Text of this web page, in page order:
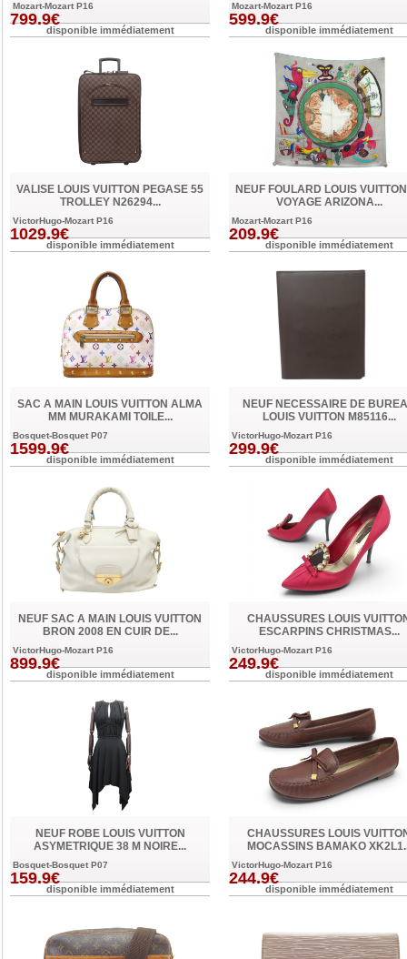
Mozart-Mozart P16
799.9€
disponible immédiatement
Mozart-Mozart P16
599.9€
disponible immédiatement
VALISE LOUIS VUITTON PEGASE 55
TROLLEY N26294...
VictorHugo-Mozart P16
1029.9€
disponible immédiatement
NEUF FOULARD LOUIS
VOYAGE ARIZONA...
Mozart-Mozart P16
209.9€
disponible immédiatement
SAC A MAIN LOUIS VUITTON ALMA
MM MURAKAMI TOILE...
Bosquet-Bosquet P07
1599.9€
disponible immédiatement
NEUF NECESSAIRE DE
LOUIS VUITTON M85116...
VictorHugo-Mozart P16
299.9€
disponible immédiatement
NEUF SAC A MAIN LOUIS VUITTON
BRON 2008 EN CUIR DE...
VictorHugo-Mozart P16
899.9€
disponible immédiatement
CHAUSSURES LOUIS
ESCARPINS CHRISTMAS...
VictorHugo-Mozart P16
249.9€
disponible immédiatement
NEUF ROBE LOUIS VUITTON
ASYMETRIQUE 38 M NOIRE...
Bosquet-Bosquet P07
159.9€
disponible immédiatement
CHAUSSURES LOUIS
MOCASSINS BAMAKO
VictorHugo-Mozart P16
244.9€
disponible immédiatement